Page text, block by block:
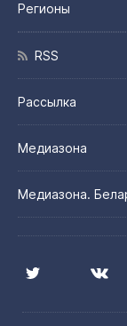
Регионы
RSS
Рассылка
Медиазона
Медиазона.